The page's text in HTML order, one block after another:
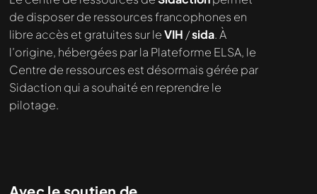
de disposer de ressources francophones en
libre accès et gratuites sur leVIH /sida. À
l’origine, hébergées par la Plateforme ELSA, le
Centre de ressources est désormais gérée par
Sidaction qui a souhaité en reprendre le
pilotage.